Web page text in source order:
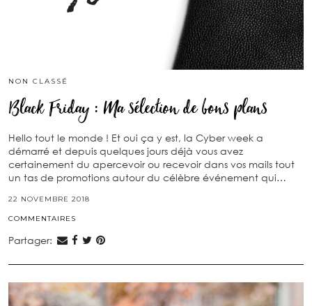
NON CLASSÉ
Black Friday : Ma sélection de bons plans
Hello tout le monde ! Et oui ça y est, la Cyber week a
démarré et depuis quelques jours déjà vous avez
certainement du apercevoir ou recevoir dans vos mails tout
un tas de promotions autour du célèbre événement qui…
22 NOVEMBRE 2018
COMMENTAIRES
Partager: